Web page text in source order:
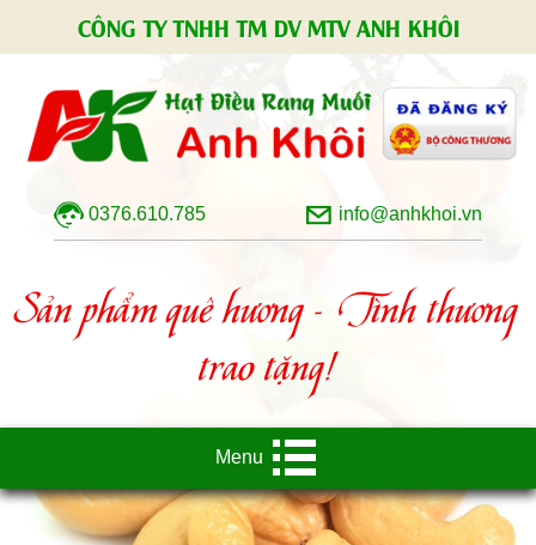
CÔNG TY TNHH TM DV MTV ANH KHÔI
0376.610.785 info@anhkhoi.vn
Sản phẩm quê hương - Tình thương
trao tặng!
Menu